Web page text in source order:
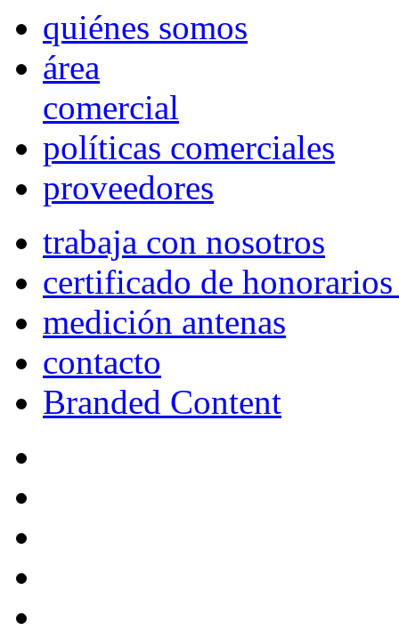
quiénes somos
área
comercial
políticas comerciales
proveedores
trabaja con nosotros
certificado de
medición antenas
contacto
Branded Content